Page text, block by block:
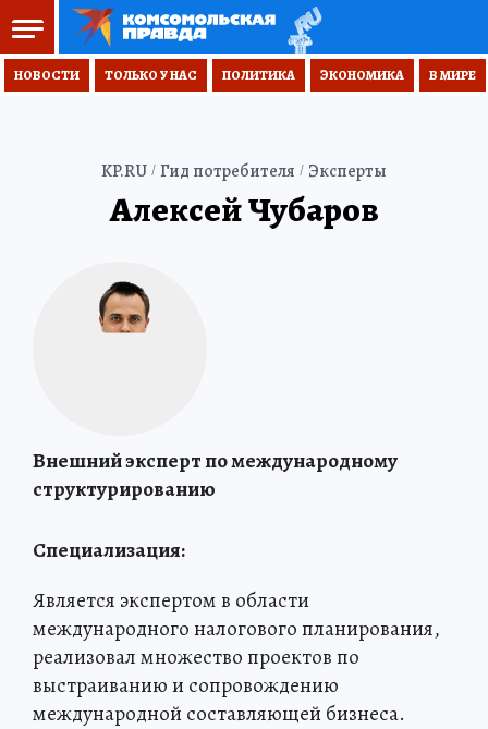
НОВОСТИ ТОЛЬКО У НАС ПОЛИТИКА ЭКОНОМИКА В МИРЕ
KP.RU Гид потребителя Эксперты
Алексей Чубаров
Внешний эксперт по международному
структурированию
Специализация:
Является экспертом в области
международного налогового планирования,
реализовал множество проектов по
выстраиванию и сопровождению
международной составляющей бизнеса.